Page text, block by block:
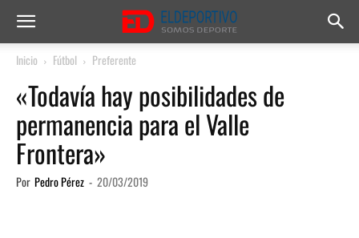
Inicio Fútbol Preferente
«Todavía hay posibilidades de
permanencia para el Valle
Frontera»
Por Pedro Pérez - 20/03/2019